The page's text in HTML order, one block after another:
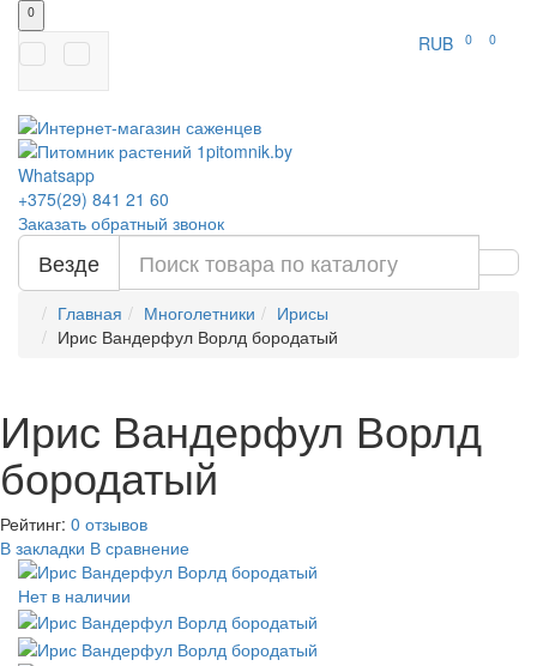
0
RUB 0 0
Whatsapp
+375(29) 841 21 60
Заказать обратный звонок
Везде
Главная Многолетники
Ирисы
Ирис Вандерфул Ворлд бородатый
Ирис Вандерфул Ворлд
бородатый
Рейтинг: 0 отзывов
В закладки В сравнение
Нет в наличии